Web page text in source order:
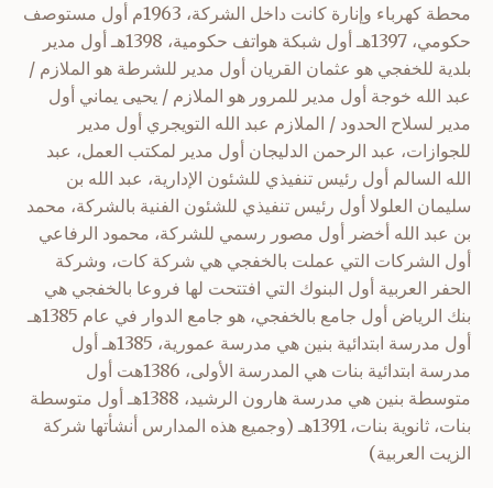
محطة كهرباء وإنارة كانت داخل الشركة، 1963م
أول مستوصف
حكومي، 1397هـ
أول شبكة هواتف حكومية، 1398هـ
أول مدير
بلدية للخفجي هو عثمان القريان أول مدير للشرطة هو الملازم /
عبد الله خوجة أول مدير للمرور هو الملازم / يحيى يماني أول
مدير لسلاح الحدود / الملازم عبد الله التويجري أول مدير
للجوازات، عبد الرحمن الدليجان أول مدير لمكتب العمل، عبد
الله السالم أول رئيس تنفيذي للشئون الإدارية، عبد الله بن
سليمان العلولا أول رئيس تنفيذي للشئون الفنية بالشركة، محمد
بن عبد الله أخضر أول مصور رسمي للشركة، محمود الرفاعي
أول الشركات التي عملت بالخفجي هي شركة كات، وشركة
الحفر العربية أول البنوك التي افتتحت لها فروعا بالخفجي هي
بنك الرياض أول جامع بالخفجي، هو جامع الدوار في عام 1385هـ
أول مدرسة ابتدائية بنين هي مدرسة عمورية، 1385هـ
أول
مدرسة ابتدائية بنات هي المدرسة الأولى، 1386هت
أول
متوسطة بنين هي مدرسة هارون الرشيد، 1388هـ
أول متوسطة
بنات، ثانوية بنات، 1391هـ (وجميع هذه المدارس أنشأتها شركة
الزيت العربية)